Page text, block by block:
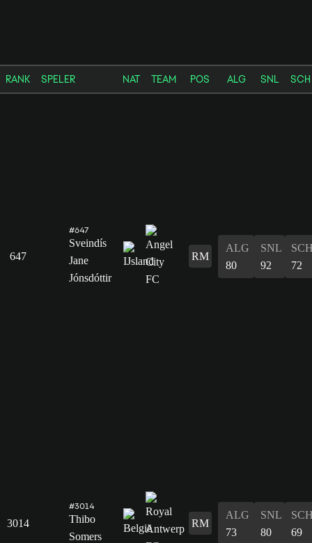
RANK SPELER NAT TEAM POS ALG SNL SCH
647
#647
Sveindís
Jane
Jónsdóttir
RM
ALG
80
SNL
92
72
3014
#3014
Thibo
Somers
RM
ALG
73
SNL
80
69